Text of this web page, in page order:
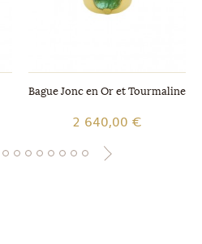
Bague Jonc en Or et Tourmaline
2 640,00 €